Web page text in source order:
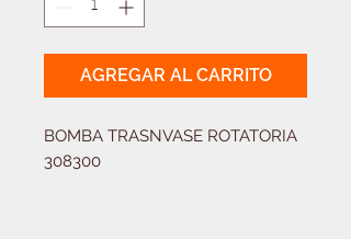
AGREGAR AL CARRITO
BOMBA TRASNVASE ROTATORIA
308300